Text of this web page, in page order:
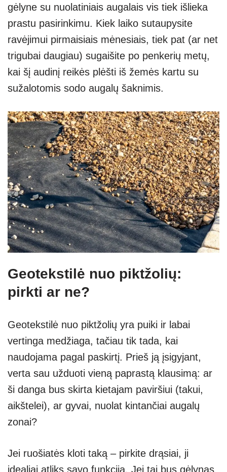
gėlyne su nuolatiniais augalais vis tiek išlieka
prastu pasirinkimu. Kiek laiko sutaupysite
ravėjimui pirmaisiais mėnesiais, tiek pat (ar net
trigubai daugiau) sugaišite po penkerių metų,
kai šį audinį reikės plėšti iš žemės kartu su
sužalotomis sodo augalų šaknimis.
Geotekstilė nuo piktžolių:
pirkti ar ne?
Geotekstilė nuo piktžolių yra puiki ir labai
vertinga medžiaga, tačiau tik tada, kai
naudojama pagal paskirtį. Prieš ją įsigyjant,
verta sau užduoti vieną paprastą klausimą: ar
ši danga bus skirta kietajam paviršiui (takui,
aikštelei), ar gyvai, nuolat kintančiai augalų
zonai?
Jei ruošiatės kloti taką – pirkite drąsiai, ji
idealiai atliks savo funkciją. Jei tai bus gėlynas